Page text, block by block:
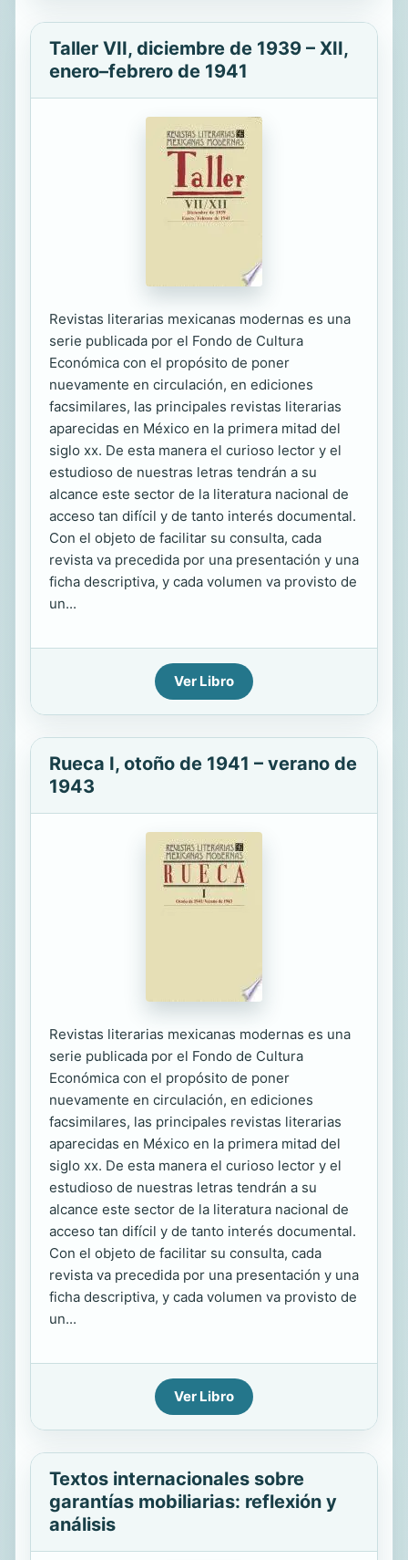
Taller VII, diciembre de 1939 – XII,
enero–febrero de 1941
Revistas literarias mexicanas modernas es una
serie publicada por el Fondo de Cultura
Económica con el propósito de poner
nuevamente en circulación, en ediciones
facsimilares, las principales revistas literarias
aparecidas en México en la primera mitad del
siglo xx. De esta manera el curioso lector y el
estudioso de nuestras letras tendrán a su
alcance este sector de la literatura nacional de
acceso tan difícil y de tanto interés documental.
Con el objeto de facilitar su consulta, cada
revista va precedida por una presentación y una
ficha descriptiva, y cada volumen va provisto de
un...
Ver Libro
Rueca I, otoño de 1941 – verano de
1943
Revistas literarias mexicanas modernas es una
serie publicada por el Fondo de Cultura
Económica con el propósito de poner
nuevamente en circulación, en ediciones
facsimilares, las principales revistas literarias
aparecidas en México en la primera mitad del
siglo xx. De esta manera el curioso lector y el
estudioso de nuestras letras tendrán a su
alcance este sector de la literatura nacional de
acceso tan difícil y de tanto interés documental.
Con el objeto de facilitar su consulta, cada
revista va precedida por una presentación y una
ficha descriptiva, y cada volumen va provisto de
un...
Ver Libro
Textos internacionales sobre
garantías mobiliarias: reflexión y
análisis